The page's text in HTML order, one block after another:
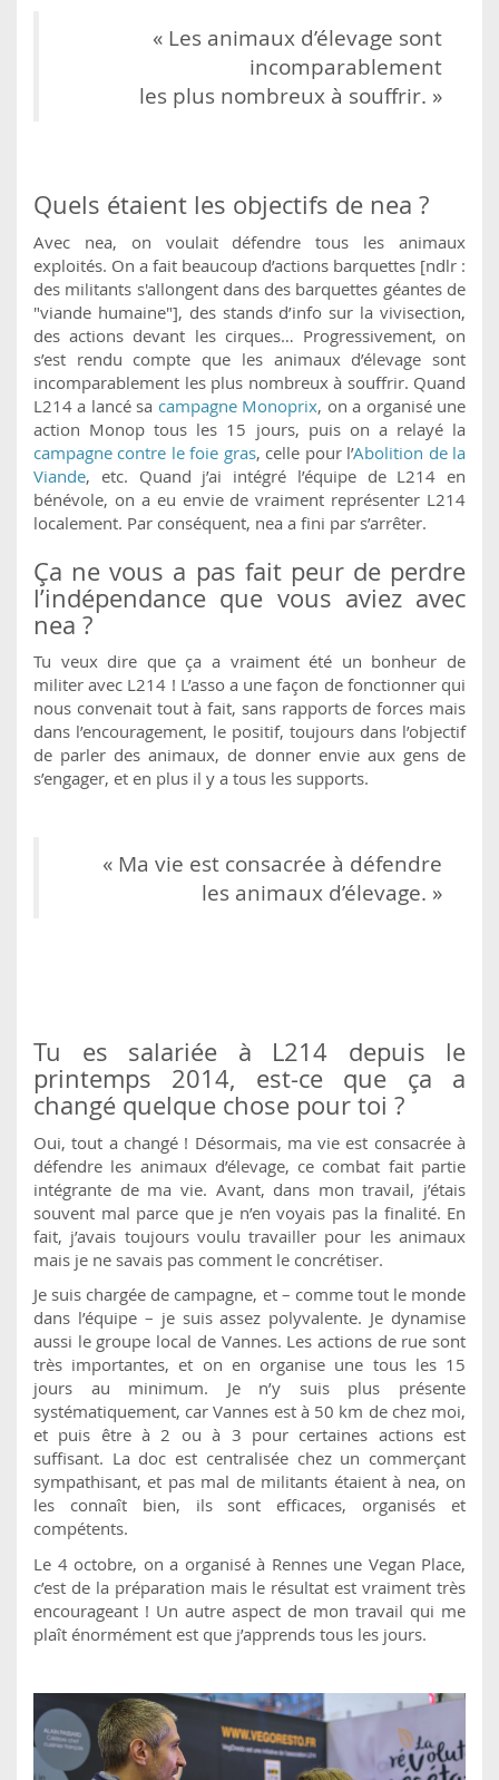
« Les animaux d’élevage sont
incomparablement
les plus nombreux à souffrir. »
Quels étaient les objectifs de nea ?
Avec nea, on voulait défendre tous les animaux
exploités. On a fait beaucoup d’actions barquettes [ndlr :
des militants s'allongent dans des barquettes géantes de
"viande humaine"], des stands d’info sur la vivisection,
des actions devant les cirques… Progressivement, on
s’est rendu compte que les animaux d’élevage sont
incomparablement les plus nombreux à souffrir. Quand
L214 a lancé sa campagne Monoprix, on a organisé une
action Monop tous les 15 jours, puis on a relayé la
campagne contre le foie gras, celle pour l’Abolition de la
Viande, etc. Quand j’ai intégré l’équipe de L214 en
bénévole, on a eu envie de vraiment représenter L214
localement. Par conséquent, nea a fini par s’arrêter.
Ça ne vous a pas fait peur de perdre
l’indépendance que vous aviez avec
nea ?
Tu veux dire que ça a vraiment été un bonheur de
militer avec L214 ! L’asso a une façon de fonctionner qui
nous convenait tout à fait, sans rapports de forces mais
dans l’encouragement, le positif, toujours dans l’objectif
de parler des animaux, de donner envie aux gens de
s’engager, et en plus il y a tous les supports.
« Ma vie est consacrée à défendre
les animaux d’élevage. »
Tu es salariée à L214 depuis le
printemps 2014, est-ce que ça a
changé quelque chose pour toi ?
Oui, tout a changé ! Désormais, ma vie est consacrée à
défendre les animaux d’élevage, ce combat fait partie
intégrante de ma vie. Avant, dans mon travail, j’étais
souvent mal parce que je n’en voyais pas la finalité. En
fait, j’avais toujours voulu travailler pour les animaux
mais je ne savais pas comment le concrétiser.
Je suis chargée de campagne, et – comme tout le monde
dans l’équipe – je suis assez polyvalente. Je dynamise
aussi le groupe local de Vannes. Les actions de rue sont
très importantes, et on en organise une tous les 15
jours au minimum. Je n’y suis plus présente
systématiquement, car Vannes est à 50 km de chez moi,
et puis être à 2 ou à 3 pour certaines actions est
suffisant. La doc est centralisée chez un commerçant
sympathisant, et pas mal de militants étaient à nea, on
les connaît bien, ils sont efficaces, organisés et
compétents.
Le 4 octobre, on a organisé à Rennes une Vegan Place,
c’est de la préparation mais le résultat est vraiment très
encourageant ! Un autre aspect de mon travail qui me
plaît énormément est que j’apprends tous les jours.